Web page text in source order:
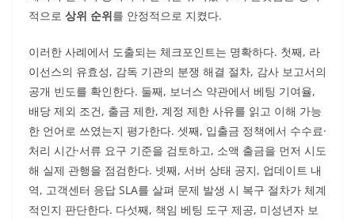
적으로 상위 순위를 안정적으로 지켰다.
이러한 사례에서 도출되는 체크포인트는 명확하다. 첫째, 라
이선스의 유효성, 감독 기관의 분쟁 해결 절차, 감사 보고서의
공개 빈도를 확인한다. 둘째, 보너스 약관에서 베팅 기여율,
배당 제외 조건, 출금 제한, 계정 제한 사유를 읽고 이해 가능
한 언어로 쓰였는지 평가한다. 셋째, 입출금 정책에서 수수료·
처리 시간·서류 요구 기준을 검토하고, 소액 출금을 먼저 시도
해 실제 관행을 점검한다. 넷째, 서버 상태 공지, 업데이트 내
역, 고객센터 응답 SLA를 살펴 문제 발생 시 복구 절차가 체계
적인지 판단한다. 다섯째, 책임 베팅 도구 제공, 미성년자 보